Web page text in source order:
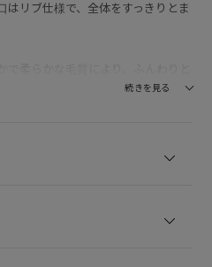
はリブ仕様で、全体をすっきりとま
現。触れた瞬間に温もりを感じられ
続きを見る